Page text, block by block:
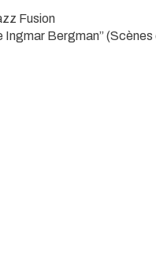
Fusion
Bergman” (Scènes